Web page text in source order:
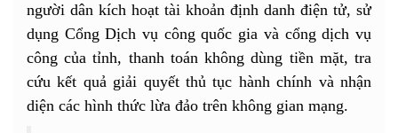
người dân kích hoạt tài khoản định danh điện tử, sử
dụng Cổng Dịch vụ công quốc gia và cổng dịch vụ
công của tỉnh, thanh toán không dùng tiền mặt, tra
cứu kết quả giải quyết thủ tục hành chính và nhận
diện các hình thức lừa đảo trên không gian mạng.